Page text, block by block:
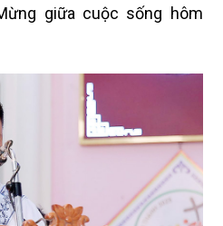
giữa cuộc sống hôm